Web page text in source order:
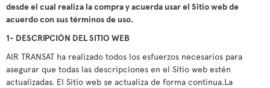
desde el cual realiza la compra y acuerda usar el Sitio web de
acuerdo con sus términos de uso.
1- DESCRIPCIÓN DEL SITIO WEB
AIR TRANSAT ha realizado todos los esfuerzos necesarios para
asegurar que todas las descripciones en el Sitio web estén
actualizadas. El Sitio web se actualiza de forma continua.La